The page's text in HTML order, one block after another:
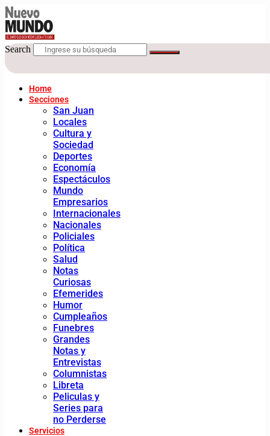
Search
Home
Secciones
San Juan
Locales
Cultura y
Sociedad
Deportes
Economía
Espectáculos
Mundo
Empresarios
Internacionales
Nacionales
Policiales
Política
Salud
Notas
Curiosas
Efemerides
Humor
Cumpleaños
Funebres
Grandes
Notas y
Entrevistas
Columnistas
Libreta
Peliculas y
Series para
no Perderse
Servicios